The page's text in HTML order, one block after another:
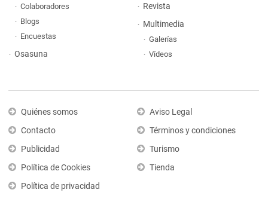
Colaboradores
Blogs
Encuestas
Osasuna
Revista
Multimedia
Galerías
Vídeos
Quiénes somos
Contacto
Publicidad
Política de Cookies
Política de privacidad
Aviso Legal
Términos y condiciones
Turismo
Tienda